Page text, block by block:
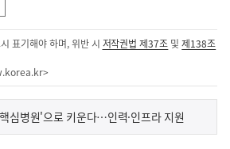
표기해야 하며, 위반 시 저작권법 제37조 및제138조
>
심병원'으로 키운다…인력·인프라 지원